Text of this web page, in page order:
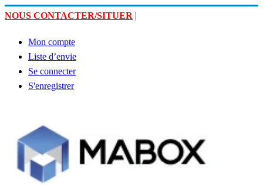
NOUS CONTACTER/SITUER |
Mon compte
Liste d’envie
Se connecter
S'enregistrer